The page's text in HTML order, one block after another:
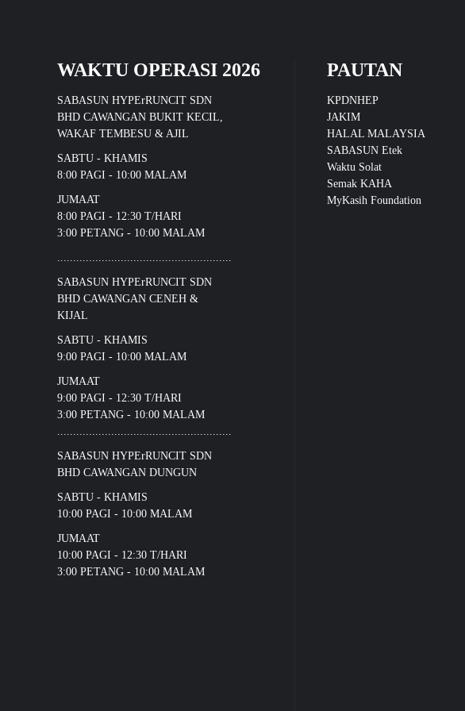
WAKTU OPERASI 2026
SABASUN HYPErRUNCIT SDN
BHD CAWANGAN BUKIT KECIL,
WAKAF TEMBESU & AJIL
SABTU - KHAMIS
8:00 PAGI - 10:00 MALAM
JUMAAT
8:00 PAGI - 12:30 T/HARI
3:00 PETANG - 10:00 MALAM
.......................................................
SABASUN HYPErRUNCIT SDN
BHD CAWANGAN CENEH &
KIJAL
SABTU - KHAMIS
9:00 PAGI - 10:00 MALAM
JUMAAT
9:00 PAGI - 12:30 T/HARI
3:00 PETANG - 10:00 MALAM
.......................................................
SABASUN HYPErRUNCIT SDN
BHD CAWANGAN DUNGUN
SABTU - KHAMIS
10:00 PAGI - 10:00 MALAM
JUMAAT
10:00 PAGI - 12:30 T/HARI
3:00 PETANG - 10:00 MALAM
PAUTAN
KPDNHEP
JAKIM
HALAL MALAYSIA
SABASUN Etek
Waktu Solat
Semak KAHA
MyKasih Foundation